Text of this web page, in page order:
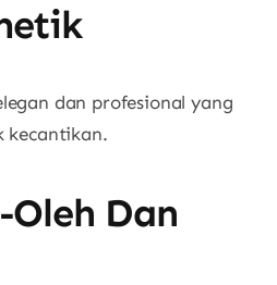
dan profesional yang
kecantikan.
Oleh Dan